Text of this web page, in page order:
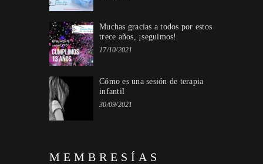
Muchas gracias a todos por estos
trece años, ¡seguimos!
17/10/2021
Cómo es una sesión de terapia
infantil
30/09/2021
MEMBRESÍAS